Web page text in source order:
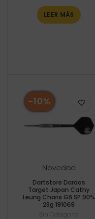
LEER MÁS
-10%
Novedad
Dartstore Dardos
Target Japan Cathy
Leung Charis G6 SP 90%
23g 191069
Sin Categoria